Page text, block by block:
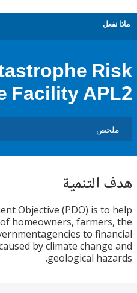
Catastrophe
Facility
Objective (PDO) is
of homeowners,
governmentagencies to
caused by climate
geological